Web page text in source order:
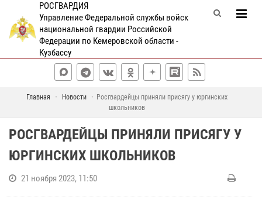
РОСГВАРДИЯ
Управление Федеральной службы войск
национальной гвардии Российской
Федерации по Кемеровской области -
Кузбассу
Главная Новости
Росгвардейцы приняли присягу у юргинских
школьников
РОСГВАРДЕЙЦЫ ПРИНЯЛИ ПРИСЯГУ У
ЮРГИНСКИХ ШКОЛЬНИКОВ
21 ноября 2023, 11:50